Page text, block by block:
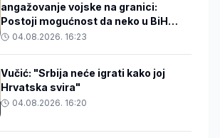
angažovanje vojske na granici:
Postoji mogućnost da neko u BiH
zakuha stvari
04.08.2026. 16:23
Vučić: "Srbija neće igrati kako joj
Hrvatska svira"
04.08.2026. 16:20